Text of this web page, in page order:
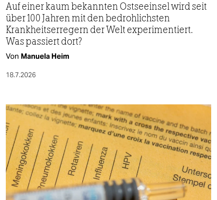
Auf einer kaum bekannten Ostseeinsel wird seit
über 100 Jahren mit den bedrohlichsten
Krankheitserregern der Welt experimentiert.
Was passiert dort?
Von Manuela Heim
18.7.2026